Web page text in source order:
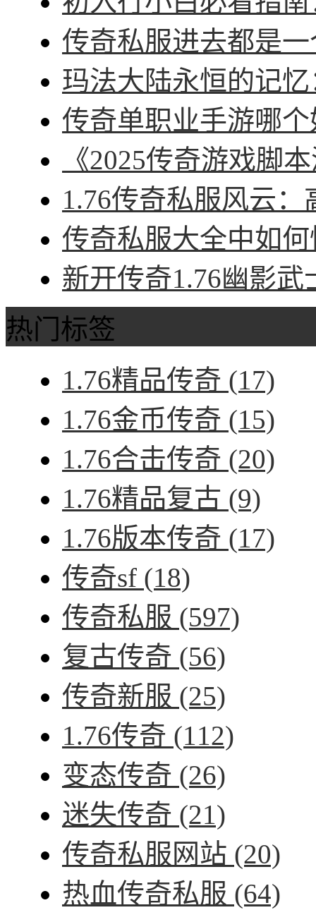
传奇私服进去都是
玛法大陆永恒的记
传奇单职业手游哪
《2025传奇游戏脚
1.76传奇私服风云
传奇私服大全中如
新开传奇1.76幽影
热门标签
1.76精品传奇 (17)
1.76金币传奇 (15)
1.76合击传奇 (20)
1.76精品复古 (9)
1.76版本传奇 (17)
传奇sf (18)
传奇私服 (597)
复古传奇 (56)
传奇新服 (25)
1.76传奇 (112)
变态传奇 (26)
迷失传奇 (21)
传奇私服网站 (20)
热血传奇私服 (64)